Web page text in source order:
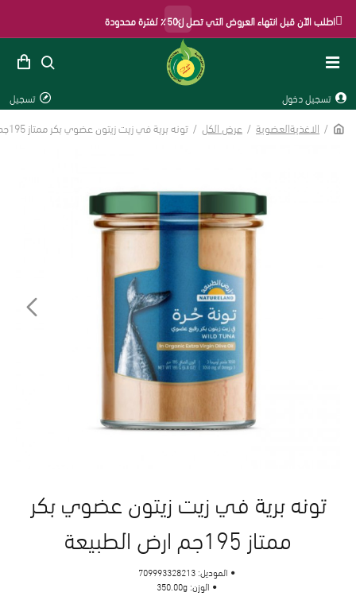
اطلب الآن قبل انتهاء العروض التي تصل ل50٪ لفترة محدودة ×
تسجيل دخول تسجيل
الاغذيةالعضوية عرض الكل تونه برية في زيت زيتون عضوي بكر ممتاز 195جم ارض الطبيعة
تونه برية في زيت زيتون عضوي بكر
ممتاز 195جم ارض الطبيعة
الموديل: 709993328213
الوزن: 350.00g